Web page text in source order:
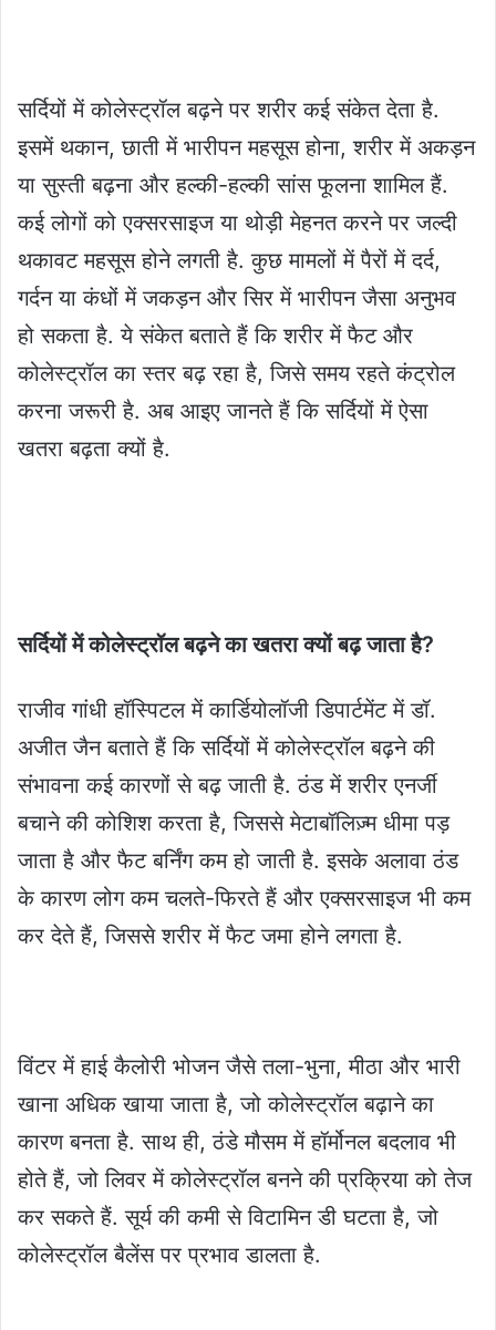
सर्दियों में कोलेस्ट्रॉल बढ़ने पर शरीर कई संकेत देता है.
इसमें थकान, छाती में भारीपन महसूस होना, शरीर में अकड़न
या सुस्ती बढ़ना और हल्की-हल्की सांस फूलना शामिल हैं.
कई लोगों को एक्सरसाइज या थोड़ी मेहनत करने पर जल्दी
थकावट महसूस होने लगती है. कुछ मामलों में पैरों में दर्द,
गर्दन या कंधों में जकड़न और सिर में भारीपन जैसा अनुभव
हो सकता है. ये संकेत बताते हैं कि शरीर में फैट और
कोलेस्ट्रॉल का स्तर बढ़ रहा है, जिसे समय रहते कंट्रोल
करना जरूरी है. अब आइए जानते हैं कि सर्दियों में ऐसा
खतरा बढ़ता क्यों है.
सर्दियों में कोलेस्ट्रॉल बढ़ने का खतरा क्यों बढ़ जाता है?
राजीव गांधी हॉस्पिटल में कार्डियोलॉजी डिपार्टमेंट में डॉ.
अजीत जैन बताते हैं कि सर्दियों में कोलेस्ट्रॉल बढ़ने की
संभावना कई कारणों से बढ़ जाती है. ठंड में शरीर एनर्जी
बचाने की कोशिश करता है, जिससे मेटाबॉलिज़्म धीमा पड़
जाता है और फैट बर्निंग कम हो जाती है. इसके अलावा ठंड
के कारण लोग कम चलते-फिरते हैं और एक्सरसाइज भी कम
कर देते हैं, जिससे शरीर में फैट जमा होने लगता है.
विंटर में हाई कैलोरी भोजन जैसे तला-भुना, मीठा और भारी
खाना अधिक खाया जाता है, जो कोलेस्ट्रॉल बढ़ाने का
कारण बनता है. साथ ही, ठंडे मौसम में हॉर्मोनल बदलाव भी
होते हैं, जो लिवर में कोलेस्ट्रॉल बनने की प्रक्रिया को तेज
कर सकते हैं. सूर्य की कमी से विटामिन डी घटता है, जो
कोलेस्ट्रॉल बैलेंस पर प्रभाव डालता है.